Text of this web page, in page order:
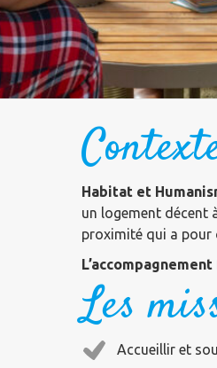
Habitat et
un logement décent
proximité qui a pour
Les
Accueillir et